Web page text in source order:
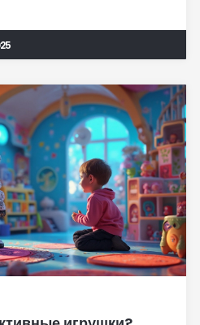
родителям. Приведены
для разумного выбора.
какие игрушки